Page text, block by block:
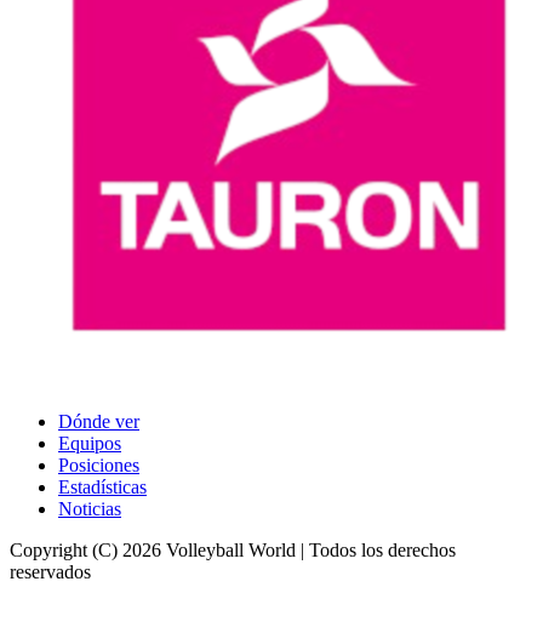
Dónde ver
Equipos
Posiciones
Estadísticas
Noticias
Copyright (C) 2026 Volleyball World | Todos los derechos
reservados